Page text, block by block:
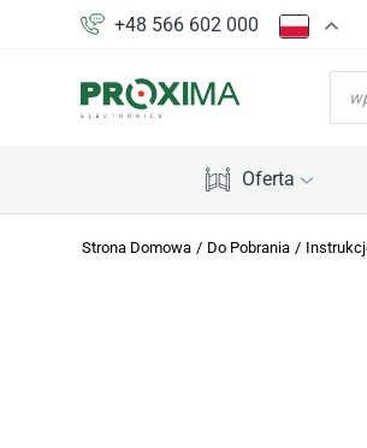
+48 566 602 000
Oferta
Strona Domowa / Do Pobrania /